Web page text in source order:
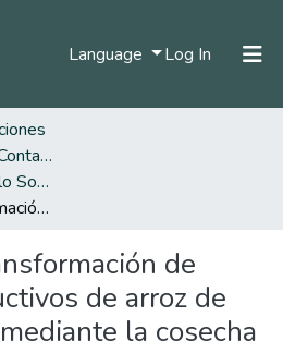
Language Log In (current)
Facultad de Ciencias Contables Económicas y Administrativas
Maestria en Desarrollo Sostenible y Medio Ambiente
Efecto de la transformación de sistemas productivos de arroz de secano a riego mediante la cosecha de agua lluvia y del manejo agronómico sostenible sobre los rendimientos del cultivo en dos localidades de Nicaragua.
de
de arroz de
la cosecha